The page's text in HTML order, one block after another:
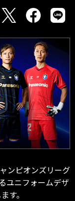
ンピオンズリーグ
ユニフォームデザ
す。